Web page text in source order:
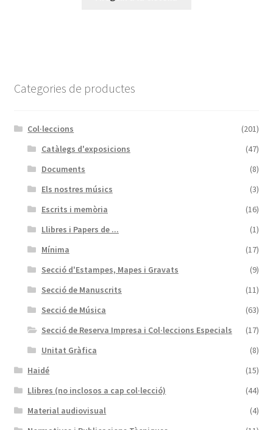
Categories de productes
Col·leccions
(201)
Catàlegs d'exposicions
(47)
Documents
(8)
Els nostres músics
(3)
Escrits i memòria
(16)
Llibres i Papers de ...
(1)
Mínima
(17)
Secció d'Estampes, Mapes i Gravats
(9)
Secció de Manuscrits
(11)
Secció de Música
(63)
Secció de Reserva Impresa i Col·leccions Especials
(17)
Unitat Gràfica
(8)
Haidé
(15)
Llibres (no inclosos a cap col·lecció)
(44)
Material audiovisual
(4)